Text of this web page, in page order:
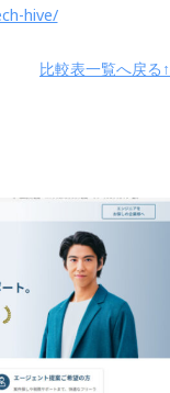
hive/
比較表一覧へ戻る↑